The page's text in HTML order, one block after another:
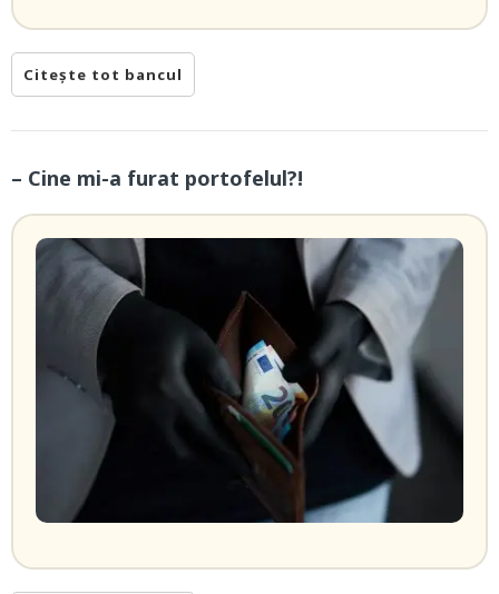
Citește tot bancul
– Cine mi-a furat portofelul?!